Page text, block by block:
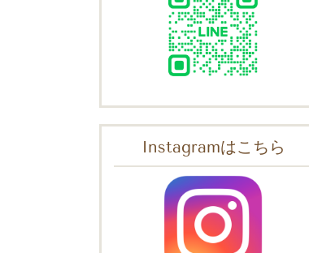
Instagramはこちら